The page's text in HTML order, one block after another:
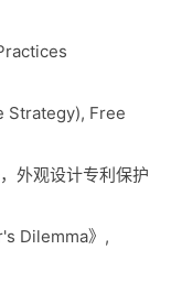
Strategy), Free
外观设计专利保护
Dilemma》,